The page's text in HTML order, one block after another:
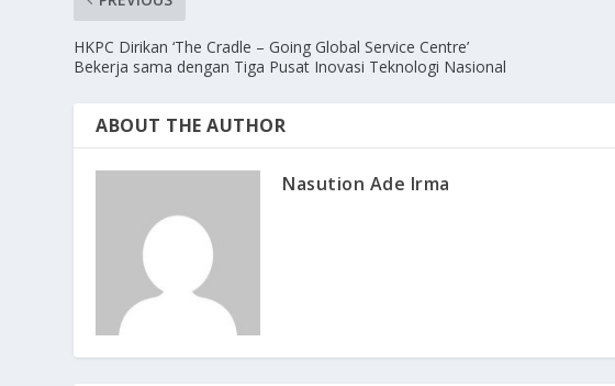
HKPC Dirikan ‘The Cradle – Going Global Service Centre’
Bekerja sama dengan Tiga Pusat Inovasi Teknologi Nasional
ABOUT THE AUTHOR
Nasution Ade Irma